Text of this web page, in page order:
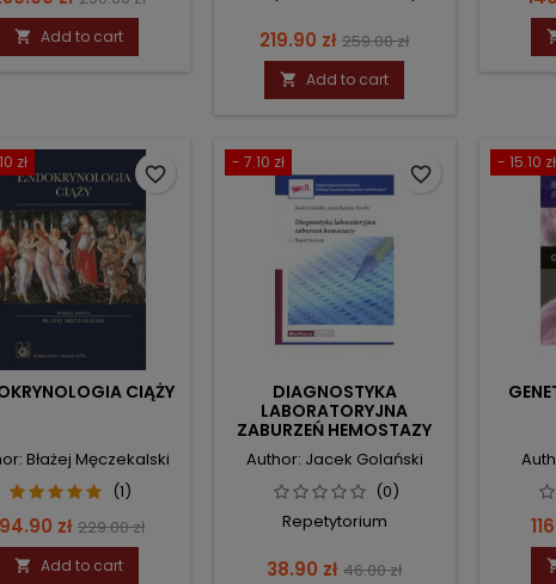
price
 Add to cart Price
219.90 zł Regular
price
259.00 zł
 Add to cart
zł
CIĄŻY
Błażej Męczekalski
(1)
zł Regular
price
229.00 zł
 Add to cart
favorite_border
- 7.10 zł
DIAGNOSTYKA
LABORATORYJNA
ZABURZEŃ HEMOSTAZY
Author: Jacek Golański
(0)
Repetytorium
Price
38.90 zł Regular
46.00 zł
favorite_border
- 15.10 zł